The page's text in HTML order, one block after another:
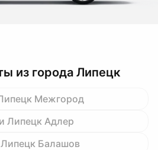
из города Липецк
Межгород
Липецк Адлер
Балашов